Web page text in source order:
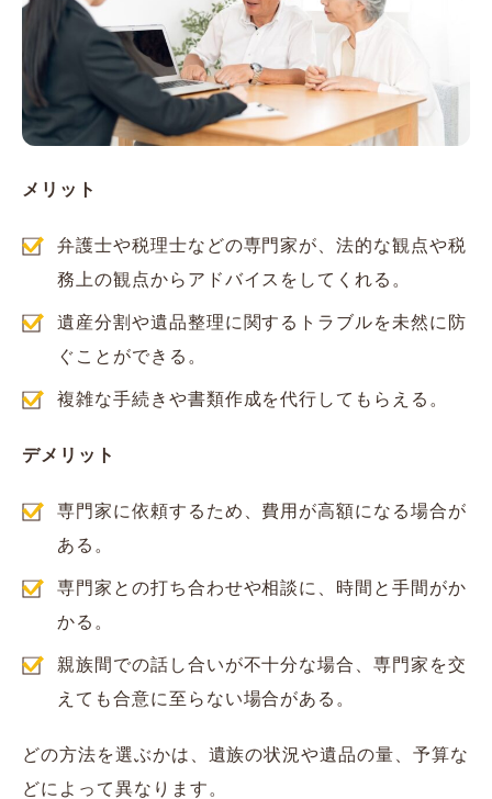
メリット
弁護士や税理士などの専門家が、法的な観点や税
務上の観点からアドバイスをしてくれる。
遺産分割や遺品整理に関するトラブルを未然に防
ぐことができる。
複雑な手続きや書類作成を代行してもらえる。
デメリット
専門家に依頼するため、費用が高額になる場合が
ある。
専門家との打ち合わせや相談に、時間と手間がか
かる。
親族間での話し合いが不十分な場合、専門家を交
えても合意に至らない場合がある。
どの方法を選ぶかは、遺族の状況や遺品の量、予算な
どによって異なります。